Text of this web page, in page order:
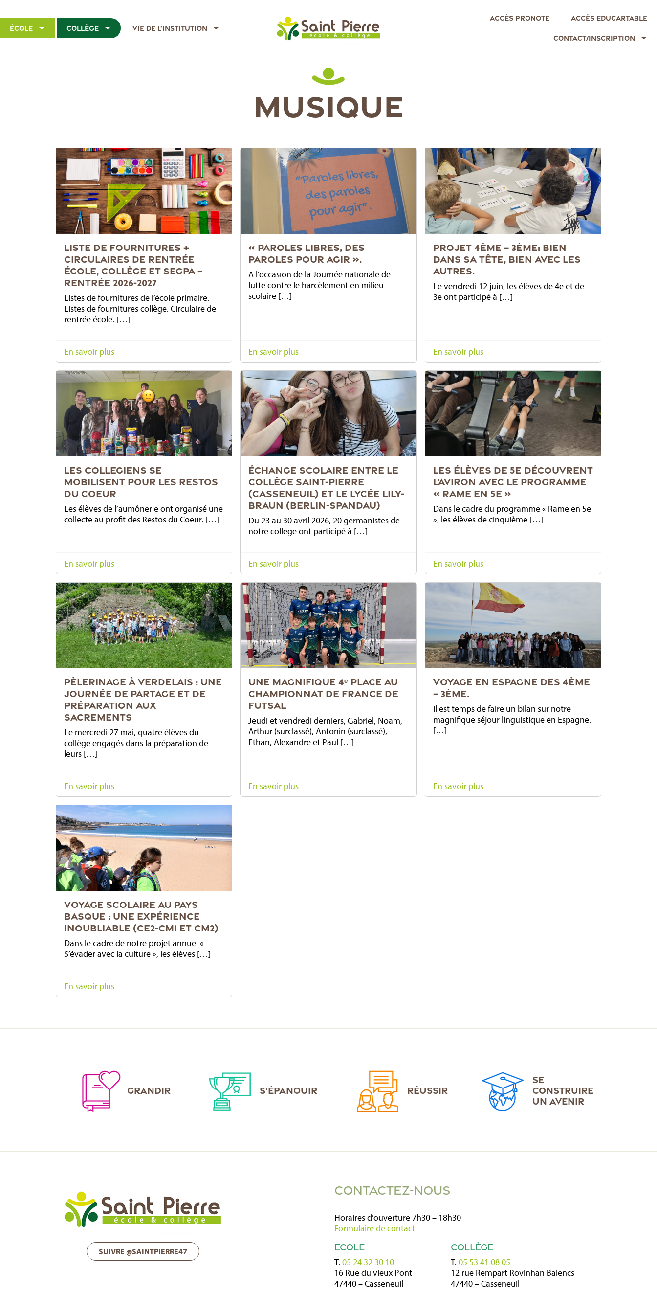
École Collège Vie de l’institution
Accès Pronote Accès EDUCARTABLE
Contact/Inscription
MUSIQUE
LISTE DE FOURNITURES +
CIRCULAIRES DE RENTRÉE
ÉCOLE, COLLÈGE ET SEGPA –
RENTRÉE 2026-2027
Listes de fournitures de l’école primaire.
Listes de fournitures collège. Circulaire de
rentrée école. […]
En savoir plus
« PAROLES LIBRES, DES
PAROLES POUR AGIR ».
A l’occasion de la Journée nationale de
lutte contre le harcèlement en milieu
scolaire […]
En savoir plus
PROJET 4ÈME – 3ÈME: BIEN
DANS SA TÊTE, BIEN AVEC LES
AUTRES.
Le vendredi 12 juin, les élèves de 4e et de
3e ont participé à […]
En savoir plus
LES COLLEGIENS SE
MOBILISENT POUR LES RESTOS
DU COEUR
Les élèves de l’aumônerie ont organisé une
collecte au profit des Restos du Coeur. […]
En savoir plus
ÉCHANGE SCOLAIRE ENTRE LE
COLLÈGE SAINT-PIERRE
(CASSENEUIL) ET LE LYCÉE LILY-
BRAUN (BERLIN-SPANDAU)
Du 23 au 30 avril 2026, 20 germanistes de
notre collège ont participé à […]
En savoir plus
LES ÉLÈVES DE 5E DÉCOUVRENT
L’AVIRON AVEC LE PROGRAMME
« RAME EN 5E »
Dans le cadre du programme « Rame en 5e
», les élèves de cinquième […]
En savoir plus
PÈLERINAGE À VERDELAIS : UNE
JOURNÉE DE PARTAGE ET DE
PRÉPARATION AUX
SACREMENTS
Le mercredi 27 mai, quatre élèves du
collège engagés dans la préparation de
leurs […]
En savoir plus
UNE MAGNIFIQUE 4ᵉ PLACE AU
CHAMPIONNAT DE FRANCE DE
FUTSAL
Jeudi et vendredi derniers, Gabriel, Noam,
Arthur (surclassé), Antonin (surclassé),
Ethan, Alexandre et Paul […]
En savoir plus
VOYAGE EN ESPAGNE DES 4ÈME
– 3ÈME.
Il est temps de faire un bilan sur notre
magnifique séjour linguistique en Espagne.
[…]
En savoir plus
VOYAGE SCOLAIRE AU PAYS
BASQUE : UNE EXPÉRIENCE
INOUBLIABLE (CE2-CM1 ET CM2)
Dans le cadre de notre projet annuel «
S’évader avec la culture », les élèves […]
En savoir plus
GRANDIR S'ÉPANOUIR RÉUSSIR
SE
CONSTRUIRE
UN AVENIR
SUIVRE @SAINTPIERRE47
CONTACTEZ-NOUS
Horaires d’ouverture 7h30 – 18h30
Formulaire de contact
ECOLE
T. 05 24 32 30 10
16 Rue du vieux Pont
47440 – Casseneuil
COLLÈGE
T. 05 53 41 08 05
12 rue Rempart Rovinhan Balencs
47440 – Casseneuil